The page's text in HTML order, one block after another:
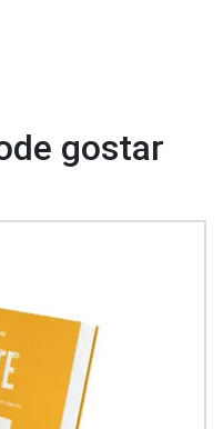
gostar